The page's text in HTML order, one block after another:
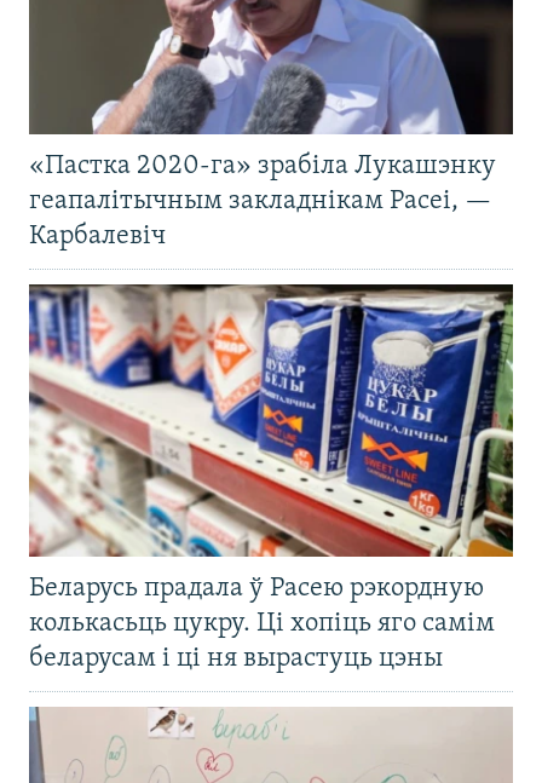
«Пастка 2020-га» зрабіла Лукашэнку
геапалітычным закладнікам Расеі, —
Карбалевіч
Беларусь прадала ў Расею рэкордную
колькасьць цукру. Ці хопіць яго самім
беларусам і ці ня вырастуць цэны